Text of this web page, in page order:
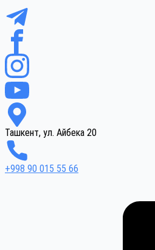
Ташкент, ул. Айбека 20
+998 90 015 55 66